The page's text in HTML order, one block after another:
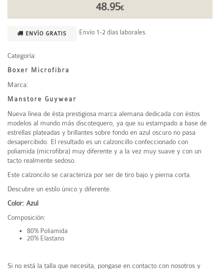
48.95€
ENVÍO GRATIS Envío 1-2 días laborales.
Categoría:
Boxer Microfibra
Marca:
Manstore Guywear
Nueva línea de ésta prestigiosa marca alemana dedicada con éstos
modelos al mundo más discotequero, ya que su estampado a base de
estrellas plateadas y brillantes sobre fondo en azul oscuro no pasa
desapercibido. El resultado es un calzoncillo confeccionado con
poliamida (microfibra) muy diferente y a la vez muy suave y con un
tacto realmente sedoso.
Este calzoncilo se caracteriza por ser de tiro bajo y pierna corta.
Descubre un estilo único y diferente.
Color: Azul
Composición:
80% Poliamida
20% Elastano
Si no está la talla que necesita, pongase en contacto con nosotros y